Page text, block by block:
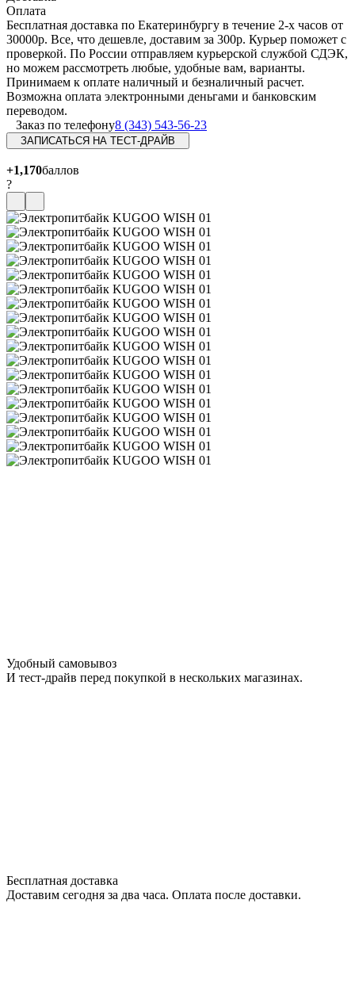
Оплата
Бесплатная доставка по Екатеринбургу в течение 2-х часов от
30000р. Все, что дешевле, доставим за 300р. Курьер поможет с
проверкой. По России отправляем курьерской службой СДЭК,
но можем рассмотреть любые, удобные вам, варианты.
Принимаем к оплате наличный и безналичный расчет.
Возможна оплата электронными деньгами и банковским
переводом.
Заказ по телефону8 (343) 543-56-23
ЗАПИСАТЬСЯ НА ТЕСТ-ДРАЙВ
+1,170баллов
?
Удобный самовывоз
И тест-драйв перед покупкой в нескольких магазинах.
Бесплатная доставка
Доставим сегодня за два часа. Оплата после доставки.